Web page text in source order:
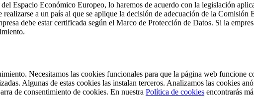
Espacio Económico Europeo, lo haremos de acuerdo con la legislación
a un país al que se aplique la decisión de adecuación de la Comisión
debe estar certificada según el Marco de Protección de Datos. Si la
Necesitamos las cookies funcionales para que la página web funcione
Algunas de estas cookies las instalan terceros. Analizamos las cookies
de consentimiento de cookies. En nuestra Política de cookies encontrarás